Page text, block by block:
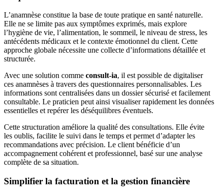
L’anamnèse constitue la base de toute pratique en santé naturelle.
Elle ne se limite pas aux symptômes exprimés, mais explore
l’hygiène de vie, l’alimentation, le sommeil, le niveau de stress, les
antécédents médicaux et le contexte émotionnel du client. Cette
approche globale nécessite une collecte d’informations détaillée et
structurée.
Avec une solution comme consult-ia, il est possible de digitaliser
ces anamnèses à travers des questionnaires personnalisables. Les
informations sont centralisées dans un dossier sécurisé et facilement
consultable. Le praticien peut ainsi visualiser rapidement les données
essentielles et repérer les déséquilibres éventuels.
Cette structuration améliore la qualité des consultations. Elle évite
les oublis, facilite le suivi dans le temps et permet d’adapter les
recommandations avec précision. Le client bénéficie d’un
accompagnement cohérent et professionnel, basé sur une analyse
complète de sa situation.
Simplifier la facturation et la gestion financière